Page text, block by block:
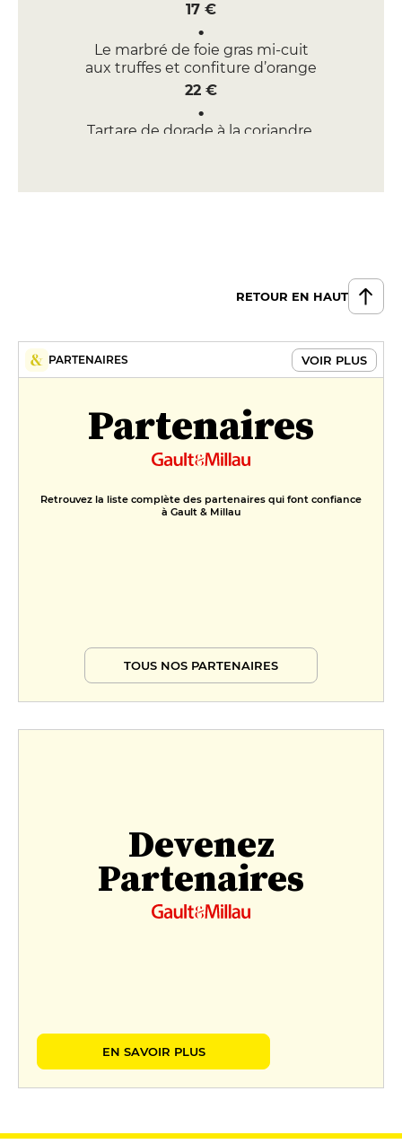
17 €
Le marbré de foie gras mi-cuit
aux truffes et confiture d’orange
22 €
Tartare de dorade à la coriandre,
19 €
OEuf Mollet à la truffe, purée de
céleri
18 €
25 €
Menu À La Truffe
RETOUR EN HAUT
PARTENAIRES VOIR PLUS
Partenaires
Retrouvez la liste complète des partenaires qui font confiance
à Gault & Millau
TOUS NOS PARTENAIRES
Devenez
Partenaires
EN SAVOIR PLUS